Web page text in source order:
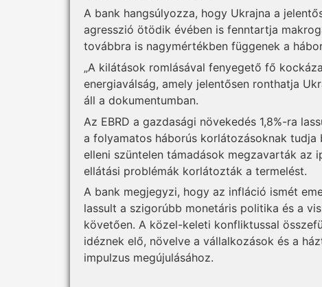
A bank hangsúlyozza, hogy Ukrajna a
agresszió ötödik évében is fenntartja
továbbra is nagymértékben függenek a
„A kilátások romlásával fenyegető fő
energiaválság, amely jelentősen ronthatja
áll a dokumentumban.
Az EBRD a gazdasági növekedés 1,8%-ra
a folyamatos háborús korlátozásoknak tudja
elleni szüntelen támadások megzavarták az
ellátási problémák korlátozták a termelést.
A bank megjegyzi, hogy az infláció ismét
lassult a szigorúbb monetáris politika és a
követően. A közel-keleti konfliktussal
idéznek elő, növelve a vállalkozások és a
impulzus megújulásához.